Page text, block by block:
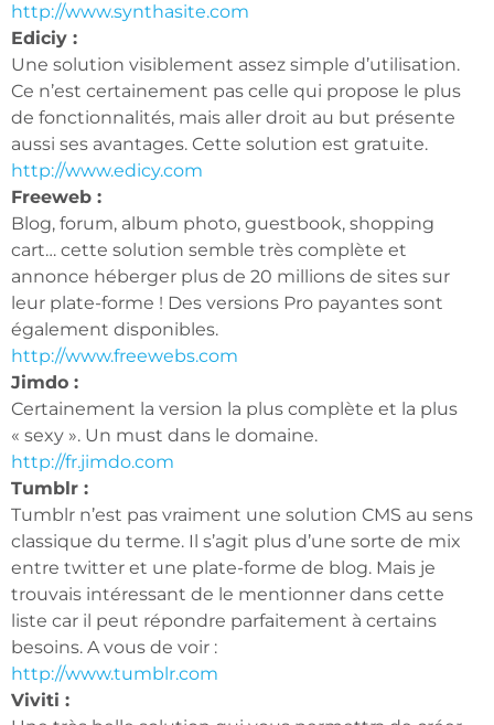
http://www.synthasite.com
Ediciy :
Une solution visiblement assez simple d’utilisation.
Ce n’est certainement pas celle qui propose le plus
de fonctionnalités, mais aller droit au but présente
aussi ses avantages. Cette solution est gratuite.
http://www.edicy.com
Freeweb :
Blog, forum, album photo, guestbook, shopping
cart… cette solution semble très complète et
annonce héberger plus de 20 millions de sites sur
leur plate-forme ! Des versions Pro payantes sont
également disponibles.
http://www.freewebs.com
Jimdo :
Certainement la version la plus complète et la plus
« sexy ». Un must dans le domaine.
http://fr.jimdo.com
Tumblr :
Tumblr n’est pas vraiment une solution CMS au sens
classique du terme. Il s’agit plus d’une sorte de mix
entre twitter et une plate-forme de blog. Mais je
trouvais intéressant de le mentionner dans cette
liste car il peut répondre parfaitement à certains
besoins. A vous de voir :
http://www.tumblr.com
Viviti :